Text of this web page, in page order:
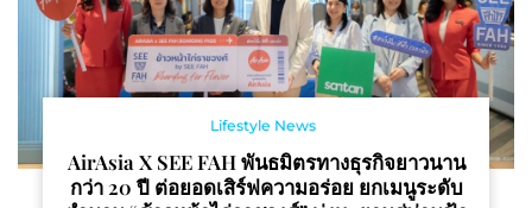
Lifestyle News
AirAsia X SEE FAH พันธมิตรทางธุรกิจยาวนาน
กว่า 20 ปี ต่อยอดเสิร์ฟความอร่อย ยกเมนูระดับ